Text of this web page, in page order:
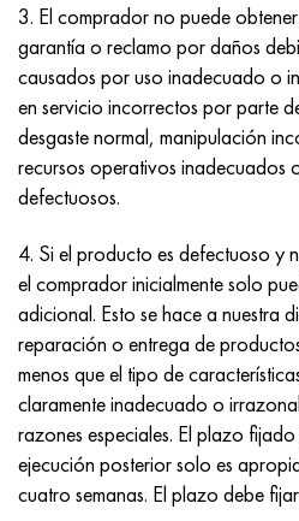
3. El comprador no puede
garantía o reclamo por daños
causados por uso inadecuado o
en servicio incorrectos por parte
desgaste normal, manipulación
recursos operativos inadecuados
defectuosos.
4. Si el producto es defectuoso y
el comprador inicialmente solo
adicional. Esto se hace a nuestra
reparación o entrega de
menos que el tipo de
claramente inadecuado o
razones especiales. El plazo
ejecución posterior solo es
cuatro semanas. El plazo debe